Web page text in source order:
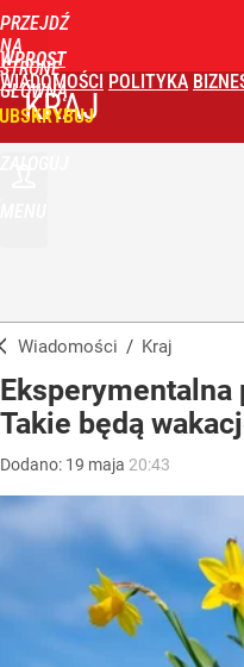
PRZEJDŹ
NA
STRONĘ
GŁÓWNĄ
WPROST
WIADOMOŚCI POLITYKA
KRAJ
Wiadomości / Kraj
Eksperymentalna
Takie będą
Dodano: 19 maja 20:43